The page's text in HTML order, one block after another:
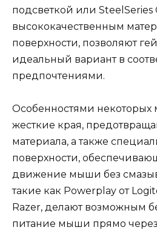
подсветкой или SteelSeries
высококачественным
поверхности, позволяют
идеальный вариант в
предпочтениями.
Особенностями некоторых
жесткие края,
материала, а также
поверхности,
движение мыши без
такие как Powerplay от
Razer, делают возможным
питание мыши прямо через